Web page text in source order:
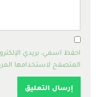
احفظ اسمي، بريدي
المتصفح لاستخدامها